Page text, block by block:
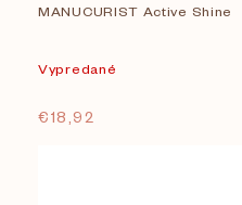
MANUCURIST Active Shine
Vypredané
€18,92